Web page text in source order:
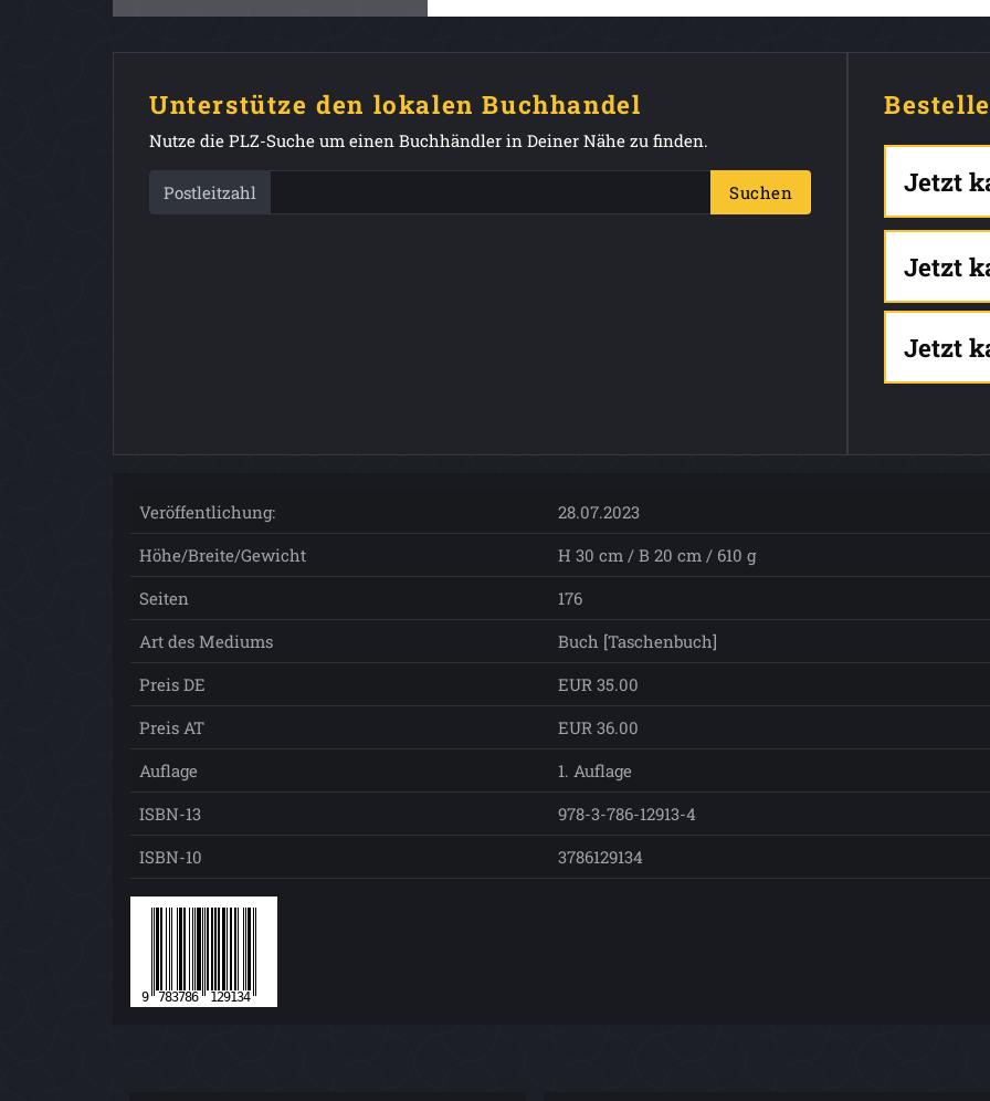
Unterstütze den lokalen Buchhandel
Nutze die PLZ-Suche um einen Buchhändler in Deiner Nähe zu finden.
Postleitzahl Suchen Jetzt
Jetzt
Jetzt
Veröffentlichung:
28.07.2023
Höhe/Breite/Gewicht
H 30 cm / B 20 cm / 610 g
Seiten
176
Art des Mediums
Buch [Taschenbuch]
Preis DE
EUR 35.00
Preis AT
EUR 36.00
Auflage
1. Auflage
ISBN-13
978-3-786-12913-4
ISBN-10
3786129134